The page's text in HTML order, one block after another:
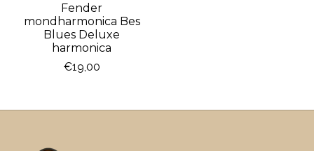
Fender
mondharmonica Bes
Blues Deluxe
harmonica
€19,00